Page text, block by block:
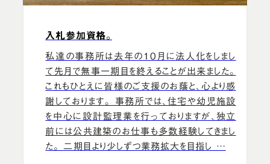
入札参加資格。
私達の事務所は去年の10月に法人化をしまし
て先月で無事一期目を終えることが出来ました。
これもひとえに皆様のご支援のお蔭と、心より感
謝しております。 事務所では、住宅や幼児施設
を中心に設計監理業を行っておりますが、独立
前には公共建築のお仕事も多数経験してきまし
た。 二期目より少しずつ業務拡大を目指し …